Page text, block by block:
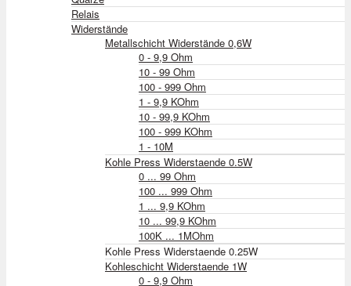
Relais
Widerstände
Metallschicht Widerstände 0,6W
0 - 9,9 Ohm
10 - 99 Ohm
100 - 999 Ohm
1 - 9,9 KOhm
10 - 99,9 KOhm
100 - 999 KOhm
1 - 10M
Kohle Press Widerstaende 0.5W
0 ... 99 Ohm
100 ... 999 Ohm
1 ... 9,9 KOhm
10 ... 99,9 KOhm
100K ... 1MOhm
Kohle Press Widerstaende 0.25W
Kohleschicht Widerstaende 1W
0 - 9,9 Ohm